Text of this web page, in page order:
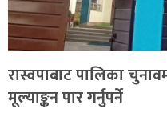
रास्वपाबाट पालिका
मूल्याङ्कन पार गर्नुपर्ने